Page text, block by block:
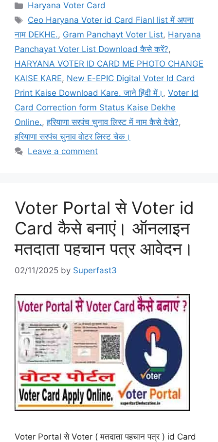
Categories
Haryana Voter Card
Tags
Ceo Haryana Voter id Card Fianl list में अपना
नाम DEKHE., Gram Panchayt Voter List, Haryana
Panchayat Voter List Download कैसे करें?,
HARYANA VOTER ID CARD ME PHOTO CHANGE
KAISE KARE, New E-EPIC Digital Voter Id Card
Print Kaise Download Kare. जाने हिंदी में। , Voter Id
Card Correction form Status Kaise Dekhe
Online.,हरियाणा सरपंच चुनाव लिस्ट में नाम कैसे देखे?,
हरियाणा सरपंच चुनाव वोटर लिस्ट चेक।
Leave a comment
Voter Portal से Voter id
Card कैसे बनाएं। ऑनलाइन
मतदाता पहचान पत्र आवेदन।
02/11/2025 by Superfast3
Voter Portal से Voter ( मतदाता पहचान पत्र ) id Card